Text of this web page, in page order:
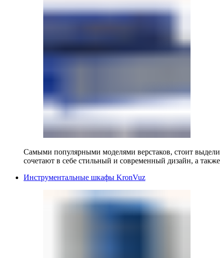
Самыми популярными моделями верстаков, стоит
сочетают в себе стильный и современный дизайн, а
Инструментальные шкафы KronVuz